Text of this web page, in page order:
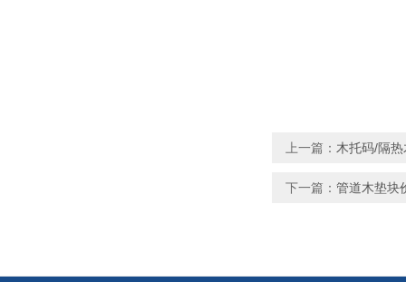
上一篇： 木托码/隔
下一篇： 管道木垫块